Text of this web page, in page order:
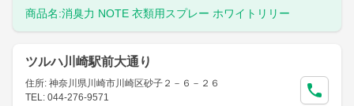
商品名:消臭力 NOTE 衣類用スプレー ホワイトリリー
ツルハ川崎駅前大通り
住所: 神奈川県川崎市川崎区砂子２－６－２６
TEL: 044-276-9571